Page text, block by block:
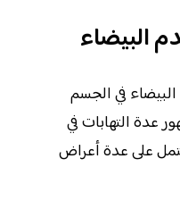
البيضاء
في الجسم
عدة التهابات في
على عدة أعراض